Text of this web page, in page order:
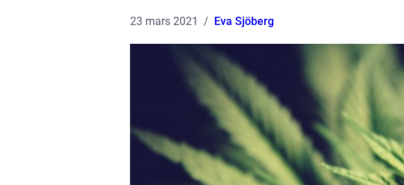
23 mars 2021 Eva Sjöberg